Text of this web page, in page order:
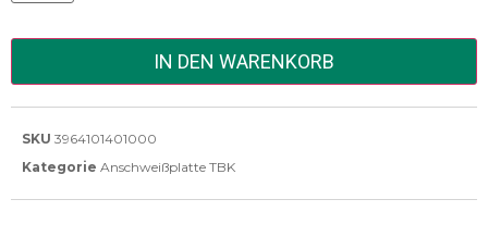
IN DEN WARENKORB
SKU 3964101401000
Kategorie Anschweißplatte TBK